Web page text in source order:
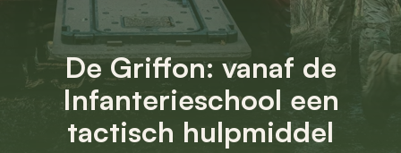
De Griffon: vanaf de
Infanterieschool een
tactisch hulpmiddel